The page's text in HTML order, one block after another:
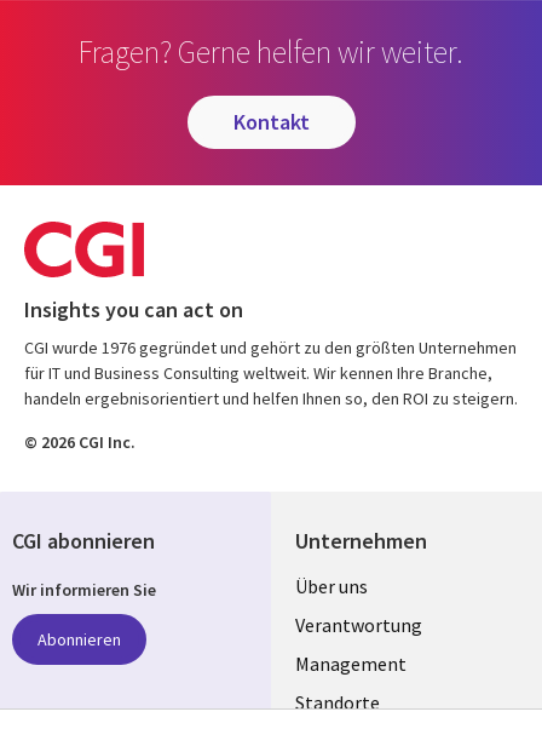
Fragen? Gerne helfen wir weiter.
kontakt
Insights you can act on
CGI wurde 1976 gegründet und gehört zu den größten Unternehmen
für IT und Business Consulting weltweit. Wir kennen Ihre Branche,
handeln ergebnisorientiert und helfen Ihnen so, den ROI zu steigern.
© 2026 CGI Inc.
Unternehmen
Useful
links
GERMANY
Über uns
Verantwortung
Management
Standorte
CGI abonnieren
Wir informieren Sie
Abonnieren